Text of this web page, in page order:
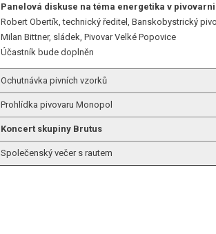
Panelová diskuse na téma energetika v
Robert Obertík, technický ředitel, Banskobystrický
Milan Bittner, sládek, Pivovar Velké Popovice
Účastník bude doplněn
Ochutnávka pivních vzorků
Prohlídka pivovaru Monopol
Koncert skupiny Brutus
Společenský večer s rautem